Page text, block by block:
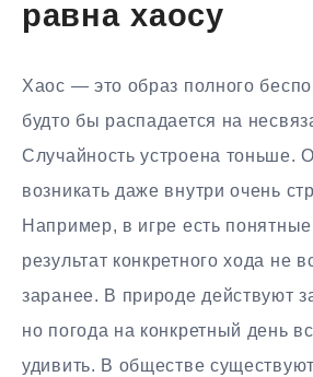
равна хаосу
Хаос — это образ полного
будто бы распадается на
Случайность устроена тоньше.
возникать даже внутри очень
Например, в игре есть
результат конкретного хода не
заранее. В природе действуют
но погода на конкретный день
удивить. В обществе